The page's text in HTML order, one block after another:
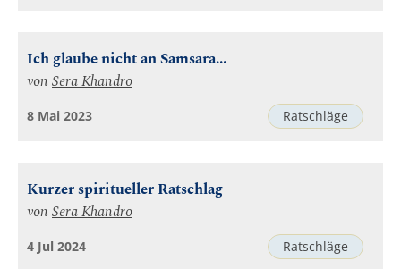
Ich glaube nicht an Samsara...
von Sera Khandro
Ratschläge
8 Mai 2023
Kurzer spiritueller Ratschlag
von Sera Khandro
Ratschläge
4 Jul 2024